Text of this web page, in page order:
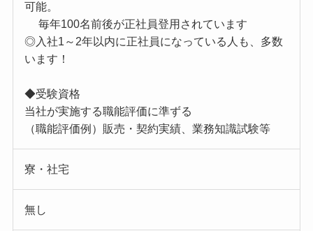
可能。
毎年100名前後が正社員登用されています
◎入社1～2年以内に正社員になっている人も、多数
います！
◆受験資格
当社が実施する職能評価に準ずる
（職能評価例）販売・契約実績、業務知識試験等
寮・社宅
無し